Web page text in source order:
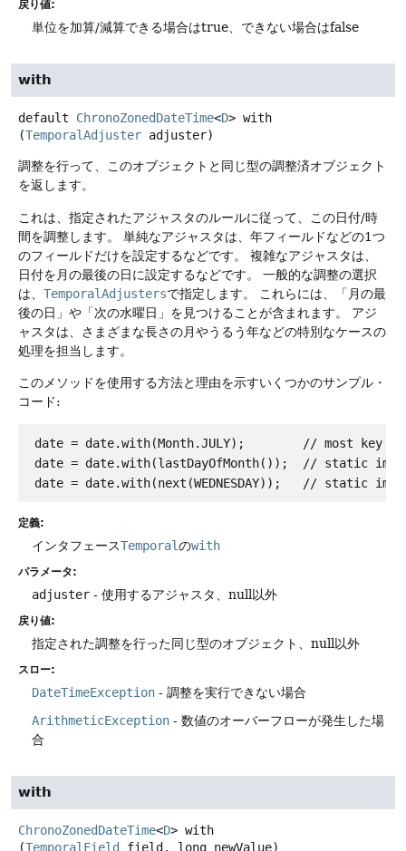
戻り値:
単位を加算/減算できる場合はtrue、できない場合はfalse
with
default ChronoZonedDateTime<D> with
(TemporalAdjuster adjuster)
調整を行って、このオブジェクトと同じ型の調整済オブジェクト
を返します。
これは、指定されたアジャスタのルールに従って、この日付/時
間を調整します。
単純なアジャスタは、年フィールドなどの1つ
のフィールドだけを設定するなどです。
複雑なアジャスタは、
日付を月の最後の日に設定するなどです。
一般的な調整の選択
は、 TemporalAdjustersで指定します。
これらには、「月の最
後の日」や「次の水曜日」を見つけることが含まれます。
アジ
ャスタは、さまざまな長さの月やうるう年などの特別なケースの
処理を担当します。
このメソッドを使用する方法と理由を示すいくつかのサンプル・
コード:
date = date.with(Month.JULY);        // most key
date = date.with(lastDayOfMonth());  // static
定義:
インタフェースTemporalのwith
パラメータ:
adjuster - 使用するアジャスタ、null以外
戻り値:
指定された調整を行った同じ型のオブジェクト、null以外
スロー:
DateTimeException - 調整を実行できない場合
ArithmeticException - 数値のオーバーフローが発生した場
合
with
ChronoZonedDateTime<D> with
(TemporalField field, long newValue)